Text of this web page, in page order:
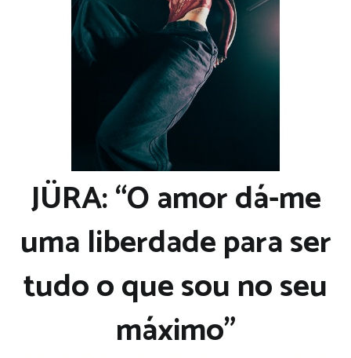
JÜRA: “O amor dá-me
uma liberdade para ser
tudo o que sou no seu
máximo”